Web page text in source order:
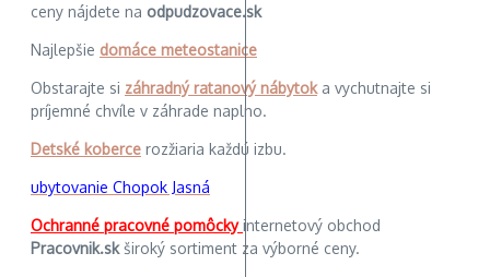
ceny nájdete na odpudzovace.sk
Najlepšie domáce meteostanice
Obstarajte si záhradný ratanový nábytoka vychutnajte si
príjemné chvíle v záhrade naplno.
Detské koberce rozžiaria každú izbu.
ubytovanie Chopok Jasná
Ochranné pracovné pomôckyinternetový obchod
Pracovnik.skširoký sortiment za výborné ceny.